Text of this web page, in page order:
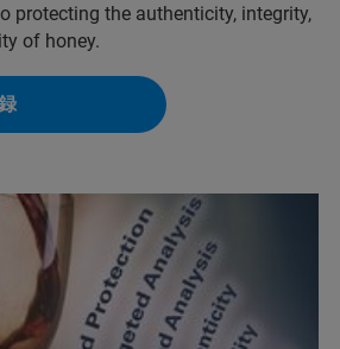
protecting the authenticity, integrity,
of honey.